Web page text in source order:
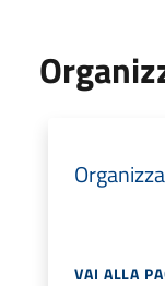
VAI ALLA